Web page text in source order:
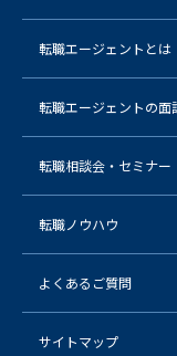
転職エージェントとは
転職エージェントの面
転職相談会・セミナー
転職ノウハウ
よくあるご質問
サイトマップ